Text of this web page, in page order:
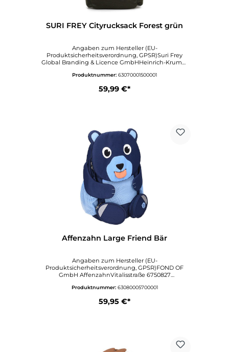
SURI FREY Cityrucksack Forest grün
Angaben zum Hersteller (EU-
Produktsicherheitsverordnung, GPSR)Suri Frey
Global Branding & Licence GmbHHeinrich-Krumm
OFFENBACHDeutschlandinfo@surifrey.comwww.sur
Produktnummer: 63070001500001
59,99 €*
Affenzahn Large Friend Bär
Angaben zum Hersteller (EU-
Produktsicherheitsverordnung, GPSR)FOND OF
GmbH AffenzahnVitalisstraße 6750827
verantwortlichen Person (EU-
GPSR)VertriebVitalisstraße 6750827
Produktnummer: 63080005700001
59,95 €*